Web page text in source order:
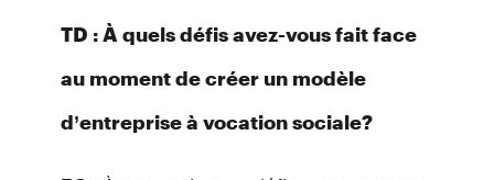
TD : À quels défis avez-vous fait face
au moment de créer un modèle
d’entreprise à vocation sociale?